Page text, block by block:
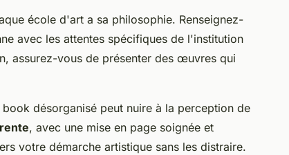
école d'art a sa philosophie. Renseignez-
avec les attentes spécifiques de l'institution
assurez-vous de présenter des œuvres qui
book désorganisé peut nuire à la perception de
, avec une mise en page soignée et
votre démarche artistique sans les distraire.